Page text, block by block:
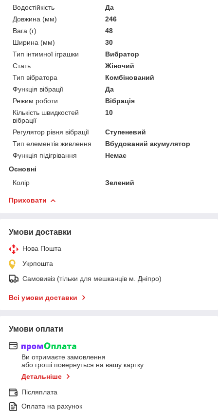
Водостійкість
Да
Довжина (мм)
246
Вага (г)
48
Ширина (мм)
30
Тип інтимної іграшки
Вибратор
Стать
Жіночий
Тип вібратора
Комбінований
Функція вібрації
Да
Режим роботи
Вібрація
Кількість швидкостей
вібрації
10
Регулятор рівня вібрації
Ступеневий
Тип елементів живлення
Вбудований акумулятор
Функція підігрівання
Немає
Основні
Колір
Зелений
Приховати
Умови доставки
Нова Пошта
Укрпошта
Самовивіз (тільки для мешканців м. Дніпро)
Всі умови доставки
Умови оплати
Ви отримаєте замовлення
або гроші повернуться на вашу картку
Детальніше
Післяплата
Оплата на рахунок